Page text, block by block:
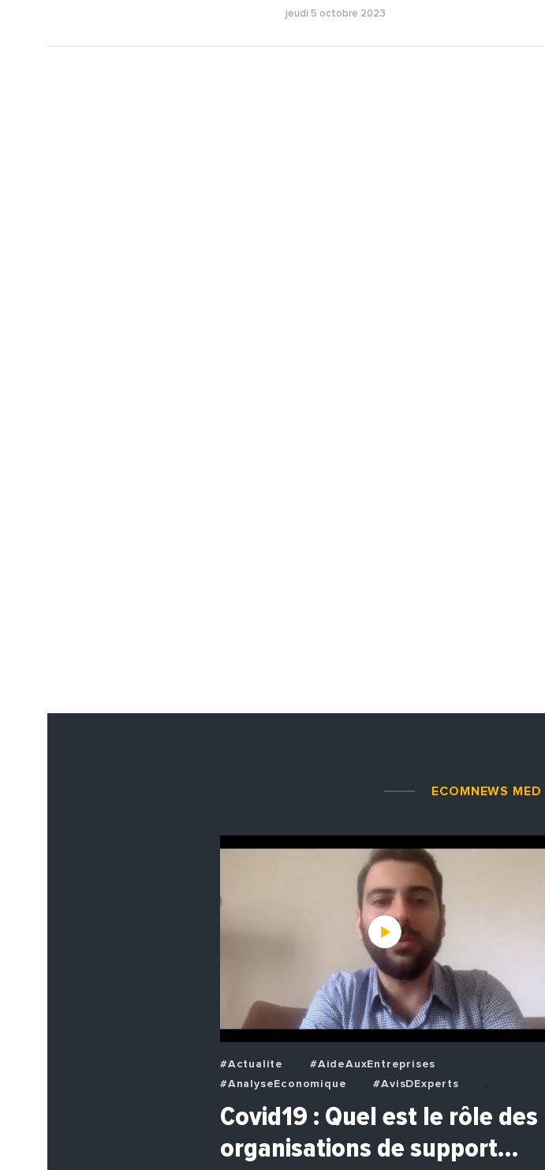
jeudi 5 octobre 2023
ECOMNEWS MED
#Actualite
#AideAuxEntreprises
#AnalyseEconomique
#AvisDExperts
#BuzzNews
#EchangesMediterraneens
#Economie
#EnDirectDe
#Entreprises
#Institutions
#PhotosEtVideos
Covid19 : Quel est le rôle des
organisations de support…